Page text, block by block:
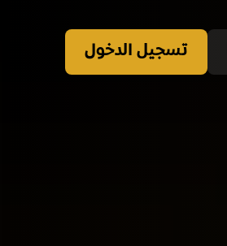
تسجيل الدخول